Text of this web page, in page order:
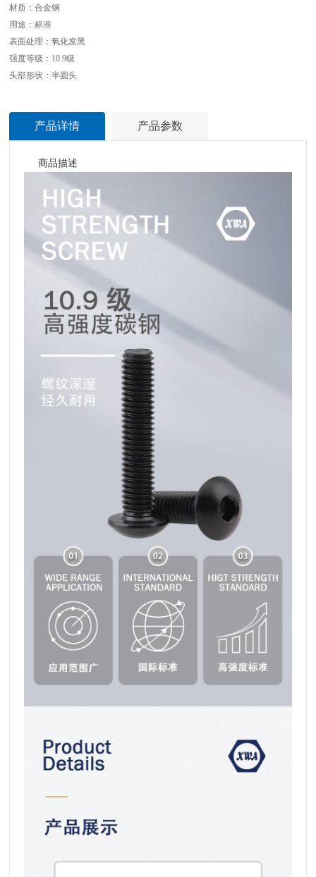
材质：合金钢
用途：标准
表面处理：氧化发黑
强度等级：10.9级
头部形状：半圆头
产品详情 产品参数
商品描述